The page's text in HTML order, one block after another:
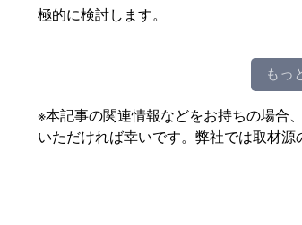
極的に検討します。
もっ
※本記事の関連情報などをお持ちの場合
いただければ幸いです。弊社では取材源